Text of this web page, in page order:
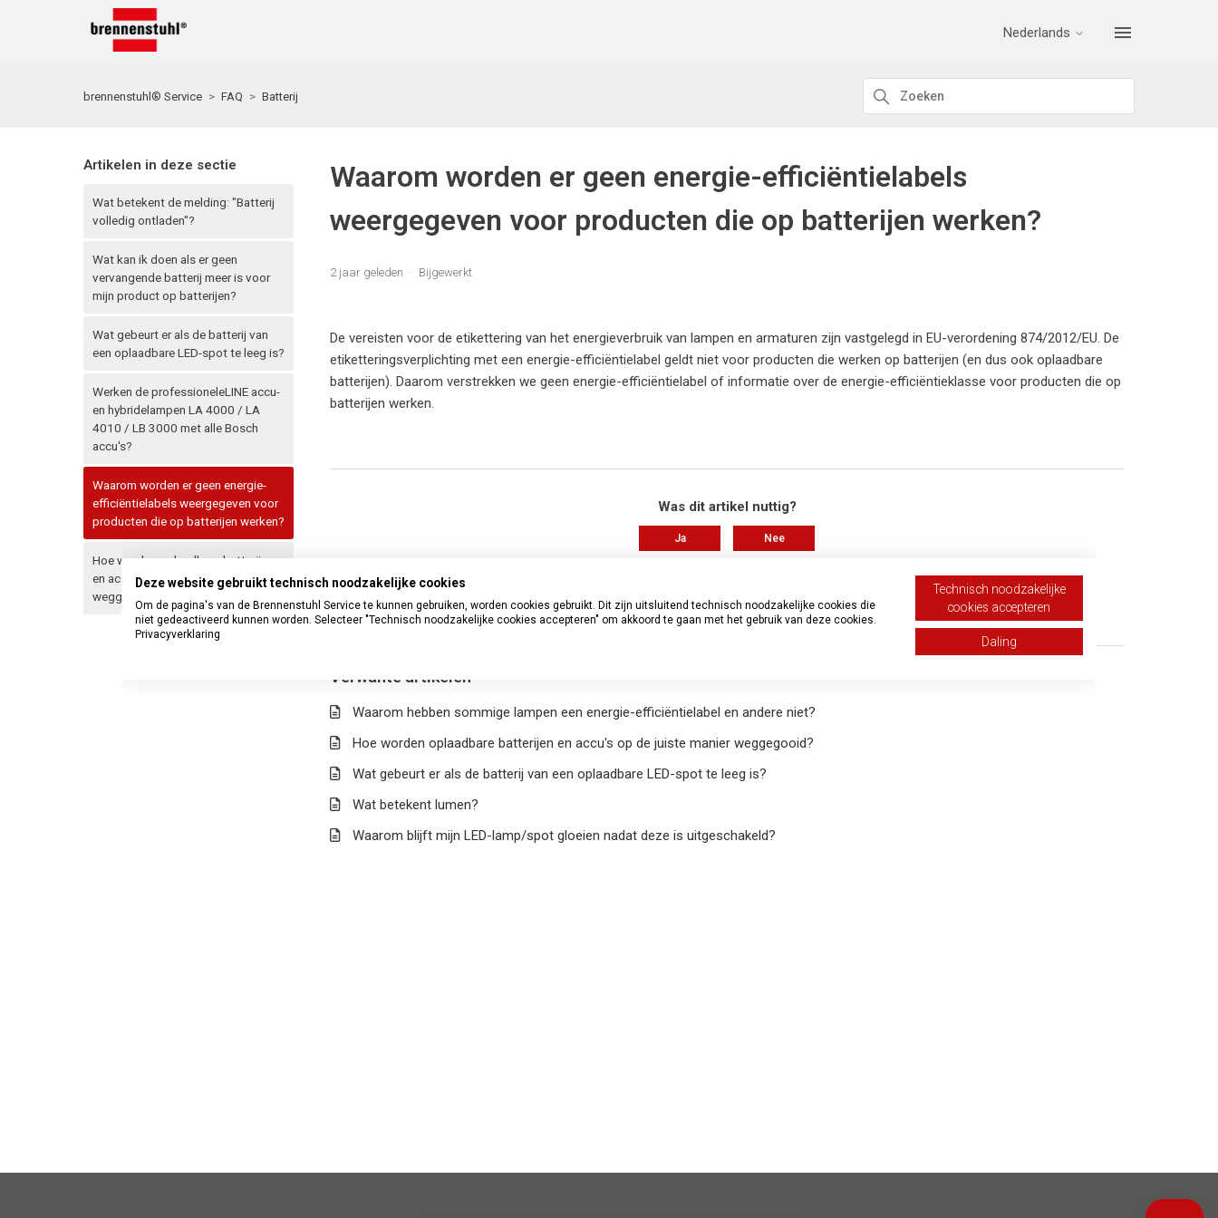
Nederlands
brennenstuhl® Service FAQ Batterij
Artikelen in deze sectie
Wat betekent de melding: "Batterij
volledig ontladen"?
Wat kan ik doen als er geen
vervangende batterij meer is voor
mijn product op batterijen?
Wat gebeurt er als de batterij van
een oplaadbare LED-spot te leeg is?
Werken de professioneleLINE accu-
en hybridelampen LA 4000 / LA
4010 / LB 3000 met alle Bosch
accu's?
Waarom worden er geen energie-
efficiëntielabels weergegeven voor
producten die op batterijen werken?
Hoe worden oplaadbare batterijen
en accu's op de juiste manier
weggegooid?
Waarom worden er geen energie-efficiëntielabels
weergegeven voor producten die op batterijen werken?
2 jaar geleden Bijgewerkt
De vereisten voor de etikettering van het energieverbruik van lampen en armaturen zijn vastgelegd in EU-verordening 874/2012/EU. De
etiketteringsverplichting met een energie-efficiëntielabel geldt niet voor producten die werken op batterijen (en dus ook oplaadbare
batterijen). Daarom verstrekken we geen energie-efficiëntielabel of informatie over de energie-efficiëntieklasse voor producten die op
batterijen werken.
Was dit artikel nuttig?
Ja Nee
Hebt u meer vragen?Een aanvraag indienen
Verwante artikelen
Waarom hebben sommige lampen een energie-efficiëntielabel en andere niet?
Hoe worden oplaadbare batterijen en accu's op de juiste manier weggegooid?
Wat gebeurt er als de batterij van een oplaadbare LED-spot te leeg is?
Wat betekent lumen?
Waarom blijft mijn LED-lamp/spot gloeien nadat deze is uitgeschakeld?
Deze website gebruikt technisch noodzakelijke cookies
Om de pagina's van de Brennenstuhl Service te kunnen gebruiken, worden cookies gebruikt. Dit zijn uitsluitend technisch noodzakelijke cookies die
niet gedeactiveerd kunnen worden. Selecteer "Technisch noodzakelijke cookies accepteren" om akkoord te gaan met het gebruik van deze cookies.
Privacyverklaring
Technisch noodzakelijke
cookies accepteren
Daling